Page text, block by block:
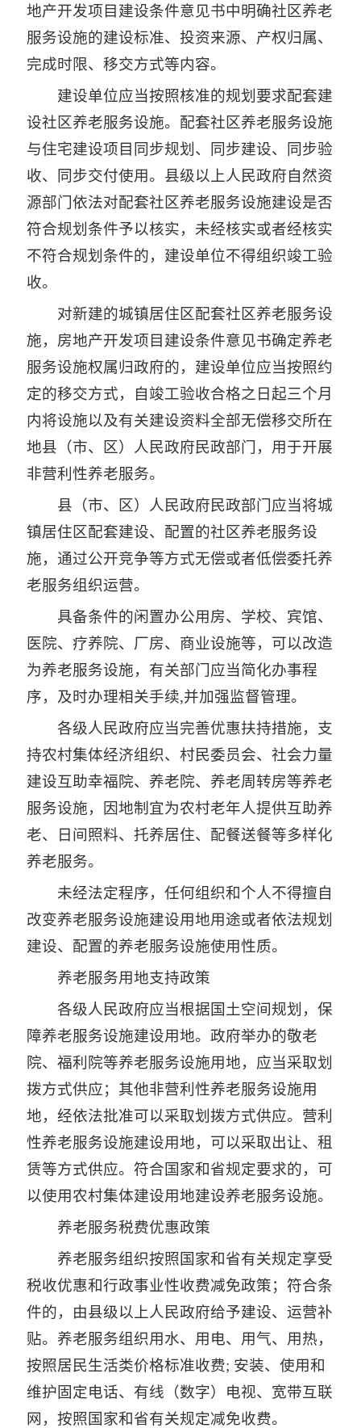
地产开发项目建设条件意见书中明确社区养老
服务设施的建设标准、投资来源、产权归属、
完成时限、移交方式等内容。
建设单位应当按照核准的规划要求配套建
设社区养老服务设施。配套社区养老服务设施
与住宅建设项目同步规划、同步建设、同步验
收、同步交付使用。县级以上人民政府自然资
源部门依法对配套社区养老服务设施建设是否
符合规划条件予以核实，未经核实或者经核实
不符合规划条件的，建设单位不得组织竣工验
收。
对新建的城镇居住区配套社区养老服务设
施，房地产开发项目建设条件意见书确定养老
服务设施权属归政府的，建设单位应当按照约
定的移交方式，自竣工验收合格之日起三个月
内将设施以及有关建设资料全部无偿移交所在
地县（市、区）人民政府民政部门，用于开展
非营利性养老服务。
县（市、区）人民政府民政部门应当将城
镇居住区配套建设、配置的社区养老服务设
施，通过公开竞争等方式无偿或者低偿委托养
老服务组织运营。
具备条件的闲置办公用房、学校、宾馆、
医院、疗养院、厂房、商业设施等，可以改造
为养老服务设施，有关部门应当简化办事程
序，及时办理相关手续,并加强监督管理。
各级人民政府应当完善优惠扶持措施，支
持农村集体经济组织、村民委员会、社会力量
建设互助幸福院、养老院、养老周转房等养老
服务设施，因地制宜为农村老年人提供互助养
老、日间照料、托养居住、配餐送餐等多样化
养老服务。
未经法定程序，任何组织和个人不得擅自
改变养老服务设施建设用地用途或者依法规划
建设、配置的养老服务设施使用性质。
养老服务用地支持政策
各级人民政府应当根据国土空间规划，保
障养老服务设施建设用地。政府举办的敬老
院、福利院等养老服务设施用地，应当采取划
拨方式供应；其他非营利性养老服务设施用
地，经依法批准可以采取划拨方式供应。营利
性养老服务设施建设用地，可以采取出让、租
赁等方式供应。符合国家和省规定要求的，可
以使用农村集体建设用地建设养老服务设施。
养老服务税费优惠政策
养老服务组织按照国家和省有关规定享受
税收优惠和行政事业性收费减免政策；符合条
件的，由县级以上人民政府给予建设、运营补
贴。养老服务组织用水、用电、用气、用热，
按照居民生活类价格标准收费; 安装、使用和
维护固定电话、有线（数字）电视、宽带互联
网，按照国家和省有关规定减免收费。